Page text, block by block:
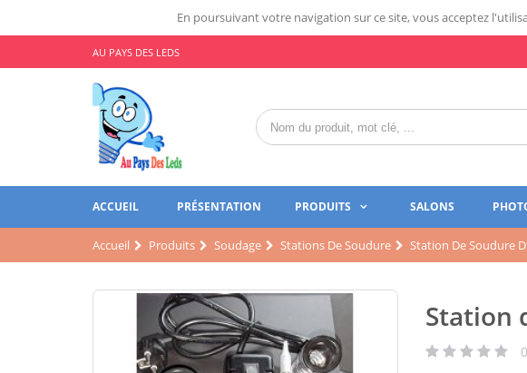
En poursuivant votre navigation sur ce site, vous acceptez
AU PAYS DES LEDS
ACCUEIL PRÉSENTATION PRODUITS SALONS
Accueil Produits Soudage Stations De Soudure Station De Soudure
Station
0